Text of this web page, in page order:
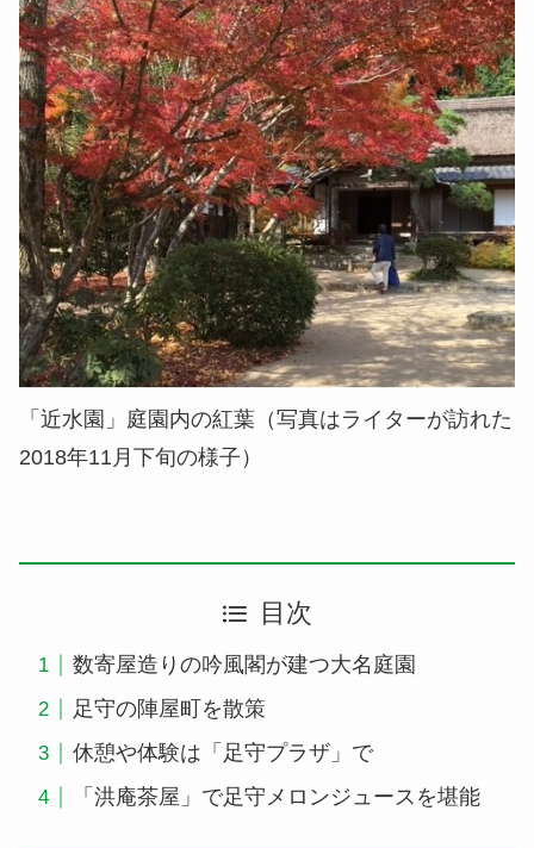
「近水園」庭園内の紅葉（写真はライターが訪れた
2018年11月下旬の様子）
目次
数寄屋造りの吟風閣が建つ大名庭園
足守の陣屋町を散策
休憩や体験は「足守プラザ」で
「洪庵茶屋」で足守メロンジュースを堪能